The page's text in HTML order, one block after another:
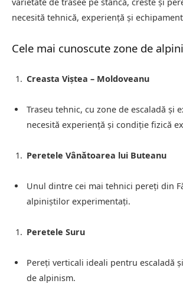
necesită tehnică, experiență și
Cele mai cunoscute zone de
Creasta Viștea – Moldoveanu
Traseu tehnic, cu zone de escaladă și
necesită experiență și condiție fizică
Peretele Vânătoarea lui Buteanu
Unul dintre cei mai tehnici pereți din
alpiniștilor experimentați.
Peretele Suru
Pereți verticali ideali pentru escaladă și
de alpinism.